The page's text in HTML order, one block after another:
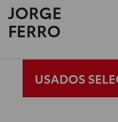
JORGE
FERRO
USADOS